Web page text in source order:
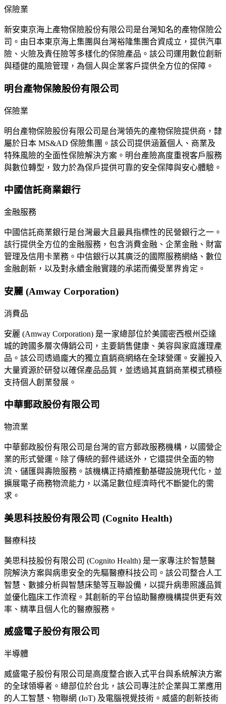
保險業
新安東京海上產物保險股份有限公司是台灣知名的產物保險公
司。由日本東京海上集團與台灣裕隆集團合資成立，提供汽車
險、火險及責任險等多樣化的保險產品。該公司運用數位創新
與穩健的風險管理，為個人與企業客戶提供全方位的保障。
明台產物保險股份有限公司
保險業
明台產物保險股份有限公司是台灣領先的產物保險提供商，隸
屬於日本 MS&AD 保險集團。該公司提供涵蓋個人、商業及
特殊風險的全面性保險解決方案。明台產險高度重視客戶服務
與數位轉型，致力於為保戶提供可靠的安全保障與安心體驗。
中國信託商業銀行
金融服務
中國信託商業銀行是台灣最大且最具指標性的民營銀行之一。
該行提供全方位的金融服務，包含消費金融、企業金融、財富
管理及信用卡業務。中信銀行以其廣泛的國際服務網絡、數位
金融創新，以及對永續金融實踐的承諾而備受業界肯定。
安麗 (Amway Corporation)
消費品
安麗 (Amway Corporation) 是一家總部位於美國密西根州亞達
城的跨國多層次傳銷公司，主要銷售健康、美容與家庭護理產
品。該公司透過龐大的獨立直銷商網絡在全球營運。安麗投入
大量資源於研發以確保產品品質，並透過其直銷商業模式積極
支持個人創業發展。
中華郵政股份有限公司
物流業
中華郵政股份有限公司是台灣的官方郵政服務機構，以國營企
業的形式營運。除了傳統的郵件遞送外，它還提供全面的物
流、儲匯與壽險服務。該機構正持續推動基礎設施現代化，並
擴展電子商務物流能力，以滿足數位經濟時代不斷變化的需
求。
美思科技股份有限公司 (Cognito Health)
醫療科技
美思科技股份有限公司 (Cognito Health) 是一家專注於智慧醫
院解決方案與病患安全的先驅醫療科技公司。該公司整合人工
智慧、數據分析與智慧床墊等互聯設備，以提升病患照護品質
並優化臨床工作流程。其創新的平台協助醫療機構提供更有效
率、精準且個人化的醫療服務。
威盛電子股份有限公司
半導體
威盛電子股份有限公司是高度整合嵌入式平台與系統解決方案
的全球領導者。總部位於台北，該公司專注於企業與工業應用
的人工智慧、物聯網 (IoT) 及電腦視覺技術。威盛的創新技術